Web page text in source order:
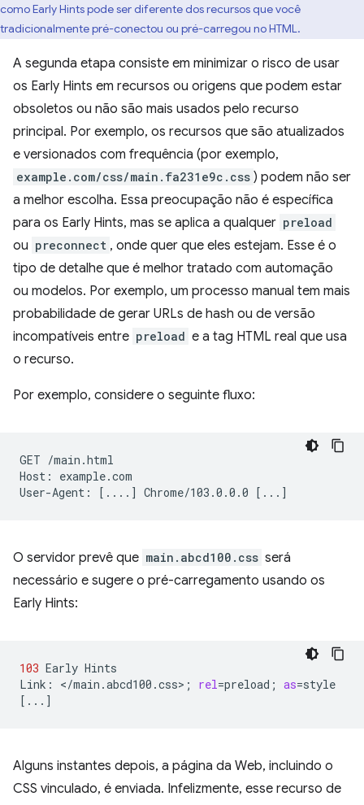
como Early Hints pode ser diferente dos recursos que você
tradicionalmente pré-conectou ou pré-carregou no HTML.
A segunda etapa consiste em minimizar o risco de usar
os Early Hints em recursos ou origens que podem estar
obsoletos ou não são mais usados pelo recurso
principal. Por exemplo, os recursos que são atualizados
e versionados com frequência (por exemplo,
example.com/css/main.fa231e9c.css ) podem não ser
a melhor escolha. Essa preocupação não é específica
para os Early Hints, mas se aplica a qualquer preload
ou preconnect , onde quer que eles estejam. Esse é o
tipo de detalhe que é melhor tratado com automação
ou modelos. Por exemplo, um processo manual tem mais
probabilidade de gerar URLs de hash ou de versão
incompatíveis entre preload e a tag HTML real que usa
o recurso.
Por exemplo, considere o seguinte fluxo:
GET /main.html
Host:
example.com
User-Agent:
[ .... ] Chrome/103.0.0.0 [ ... ]
O servidor prevê que main.abcd100.css será
necessário e sugere o pré-carregamento usando os
Early Hints:
103 Early Hints
Link:
</main.abcd100.css> ; rel=preload ; as=
[ ... ]
Alguns instantes depois, a página da Web, incluindo o
CSS vinculado, é enviada. Infelizmente, esse recurso de